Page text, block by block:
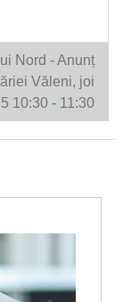
Nord - Anunț
Văleni, joi
10:30 - 11:30